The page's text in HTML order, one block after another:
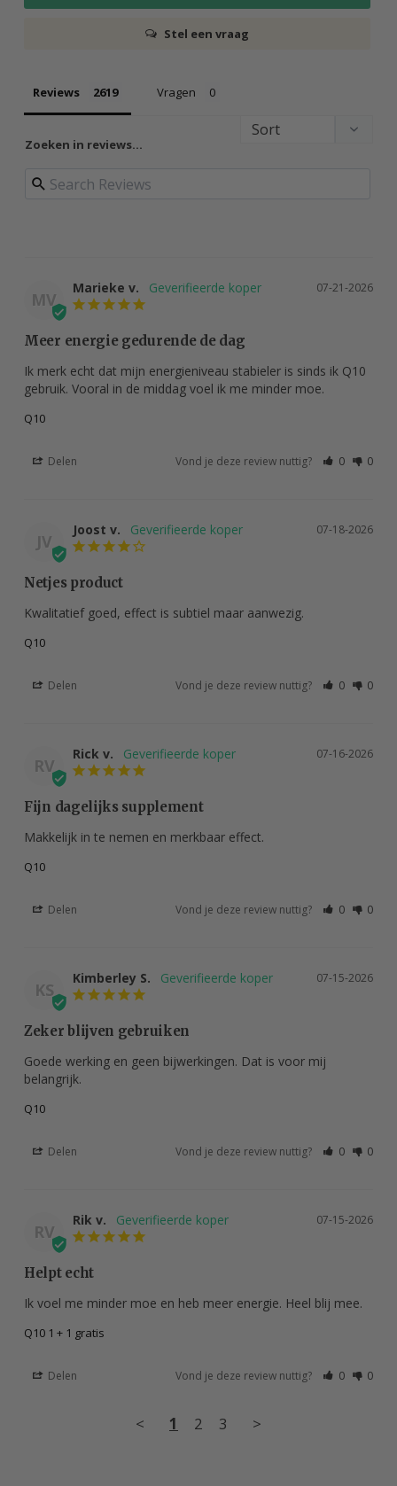
Stel een vraag
Reviews Vragen
Zoeken in reviews…
MV
07-21-2026
Marieke v.
Meer energie gedurende de dag
Ik merk echt dat mijn energieniveau stabieler is sinds ik Q10
gebruik. Vooral in de middag voel ik me minder moe.
Q10
Delen Vond je deze review nuttig? 0 0
JV
07-18-2026
Joost v.
Netjes product
Kwalitatief goed, effect is subtiel maar aanwezig.
Q10
Delen Vond je deze review nuttig? 0 0
RV
07-16-2026
Rick v.
Fijn dagelijks supplement
Makkelijk in te nemen en merkbaar effect.
Q10
Delen Vond je deze review nuttig? 0 0
KS
07-15-2026
Kimberley S.
Zeker blijven gebruiken
Goede werking en geen bijwerkingen. Dat is voor mij
belangrijk.
Q10
Delen Vond je deze review nuttig? 0 0
RV
07-15-2026
Rik v.
Helpt echt
Ik voel me minder moe en heb meer energie. Heel blij mee.
Q10 1 + 1 gratis
Delen Vond je deze review nuttig? 0 0
< 1 2 3 >